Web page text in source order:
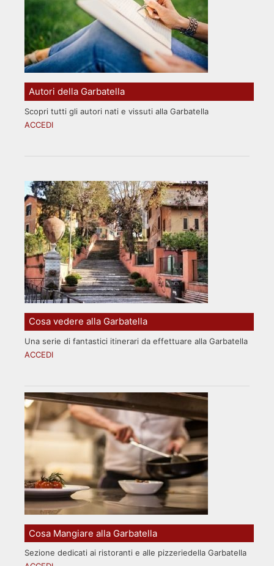
Autori della Garbatella
Scopri tutti gli autori nati e vissuti alla Garbatella
ACCEDI
Cosa vedere alla Garbatella
Una serie di fantastici itinerari da effettuare alla Garbatella
ACCEDI
Cosa Mangiare alla Garbatella
Sezione dedicati ai ristoranti e alle pizzeriedella Garbatella